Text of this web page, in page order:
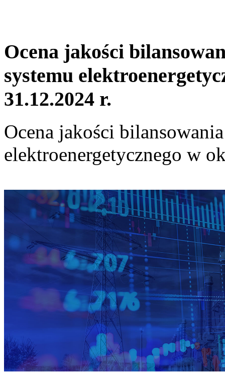
Ocena jakości
systemu
31.12.2024 r.
Ocena jakości
elektroenergetycznego w